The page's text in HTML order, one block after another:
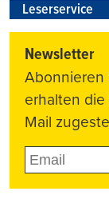
Leserservice
Newsletter
Abonnieren
erhalten die
Mail